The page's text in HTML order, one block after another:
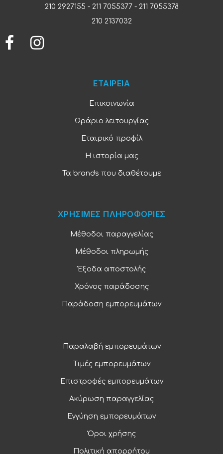
210 2927155 - 211 7055377 - 211 7055378
210 2137032
ΕΤΑΙΡΕΙΑ
Επικοινωνία
Ωράριο λειτουργίας
Εταιρικό προφίλ
Η ιστορία μας
Τα brands που διαθέτουμε
ΧΡΗΣΙΜΕΣ ΠΛΗΡΟΦΟΡΙΕΣ
Μέθοδοι παραγγελίας
Μέθοδοι πληρωμής
Έξοδα αποστολής
Χρόνος παράδοσης
Παράδοση εμπορευμάτων
Παραλαβή εμπορευμάτων
Τιμές εμπορευμάτων
Επιστροφές εμπορευμάτων
Ακύρωση παραγγελίας
Εγγύηση εμπορευμάτων
Όροι χρήσης
Πολιτική απορρήτου